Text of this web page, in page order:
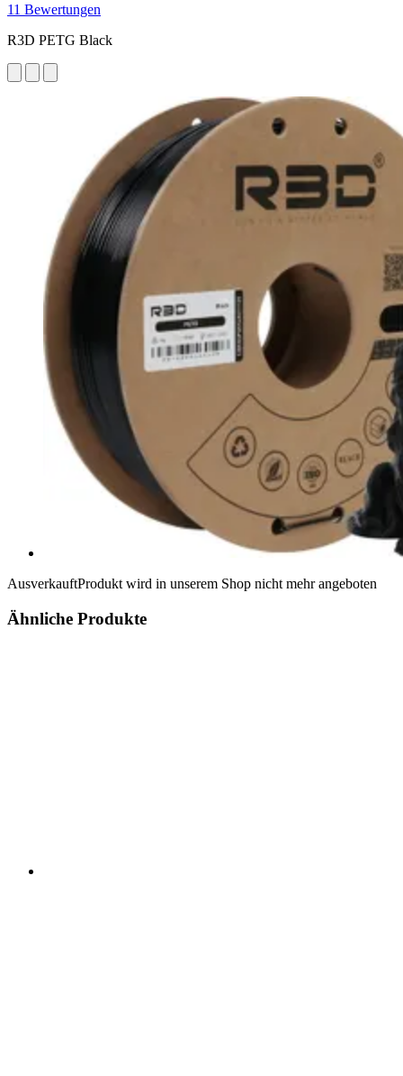
11 Bewertungen
R3D PETG Black
AusverkauftProdukt wird in unserem Shop nicht mehr angeboten
Ähnliche Produkte